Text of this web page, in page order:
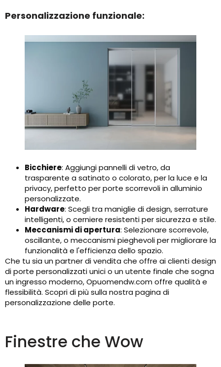
Personalizzazione funzionale:
Bicchiere: Aggiungi pannelli di vetro, da
trasparente a satinato o colorato, per la luce e la
privacy, perfetto per porte scorrevoli in alluminio
personalizzate.
Hardware: Scegli tra maniglie di design, serrature
intelligenti, o cerniere resistenti per sicurezza e stile.
Meccanismi di apertura: Selezionare scorrevole,
oscillante, o meccanismi pieghevoli per migliorare la
funzionalità e l'efficienza dello spazio.
Che tu sia un partner di vendita che offre ai clienti design
di porte personalizzati unici o un utente finale che sogna
un ingresso moderno, Opuomendw.com offre qualità e
flessibilità. Scopri di più sulla nostra pagina di
personalizzazione delle porte.
Finestre che Wow